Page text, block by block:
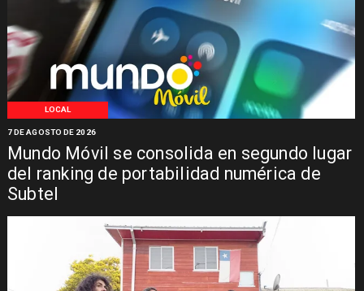
LOCAL
Mundo Móvil se consolida en segundo lugar
del ranking de portabilidad numérica de
Subtel
7 DE AGOSTO DE 2026